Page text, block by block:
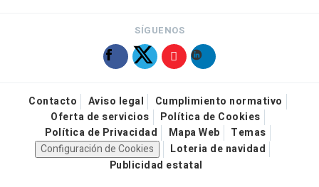
SÍGUENOS
Contacto Aviso legal
Cumplimiento normativo
Oferta de servicios
Política de Cookies
Política de Privacidad
Mapa Web
Temas
Configuración de Cookies
Loteria de navidad
Publicidad estatal